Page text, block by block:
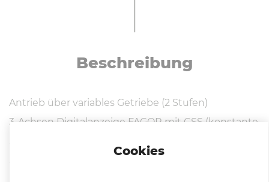
Be­schrei­bung
Antrieb über variables Getriebe (2 Stufen)
3-Achsen Digitalanzeige FAGOR mit CSS (konstante
Cookies